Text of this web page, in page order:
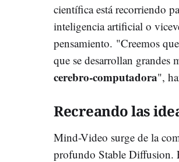
científica está recorriendo
inteligencia artificial o
pensamiento. "Creemos
que se desarrollan grandes
cerebro-computadora",
Recreando las
Mind-Video surge de la
profundo Stable Diffusion.